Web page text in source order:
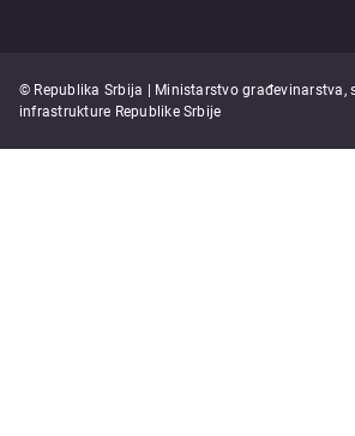
© Republika Srbija | Ministarstvo građevinarstva,
infrastrukture Republike Srbije